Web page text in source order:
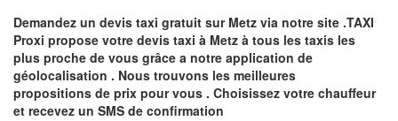
Demandez un devis taxi gratuit sur Metz via notre site .TAXI
Proxi propose votre devis taxi à Metz à tous les taxis les
plus proche de vous grâce a notre application de
géolocalisation . Nous trouvons les meilleures
propositions de prix pour vous . Choisissez votre chauffeur
et recevez un SMS de confirmation